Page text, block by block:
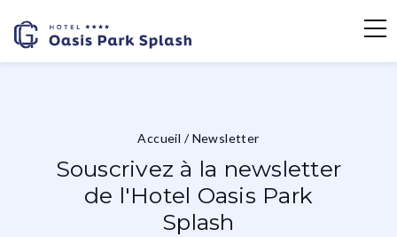
Accueil /Newsletter
Souscrivez à la newsletter
de l'Hotel Oasis Park
Splash